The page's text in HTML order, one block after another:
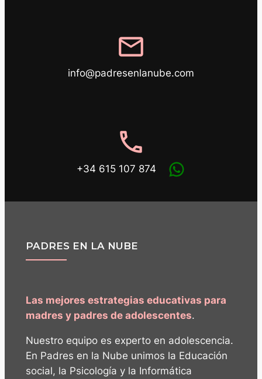
mail
info@padresenlanube.com
phone
+34 615 107 874
PADRES EN LA NUBE
Las mejores estrategias educativas para
madres y padres de adolescentes.
Nuestro equipo es experto en adolescencia.
En Padres en la Nube unimos la Educación
social, la Psicología y la Informática